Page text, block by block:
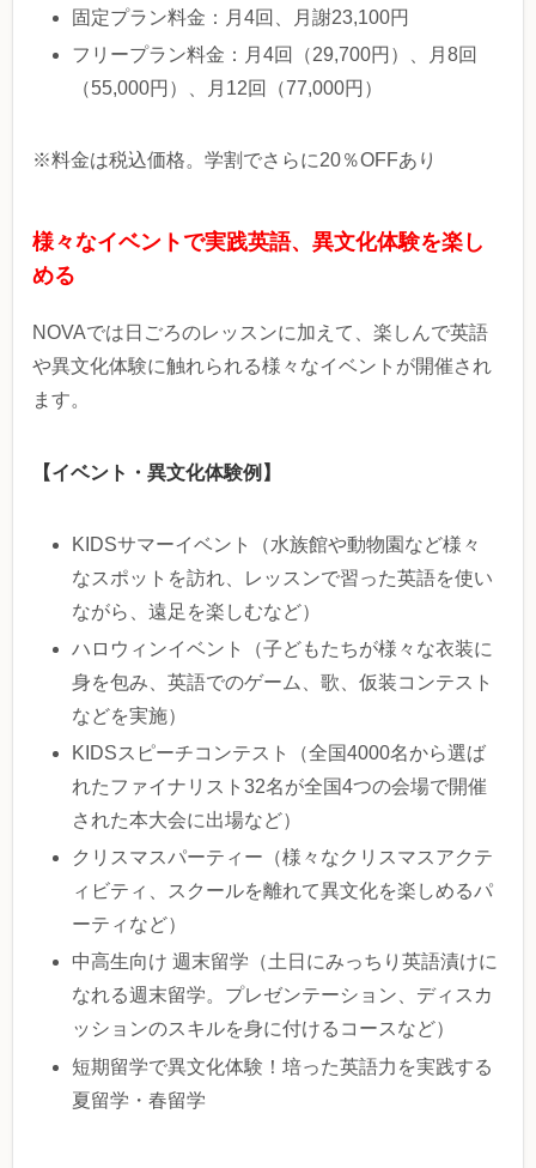
固定プラン料金：月4回、月謝23,100円
フリープラン料金：月4回（29,700円）、月8回
（55,000円）、月12回（77,000円）
※料金は税込価格。学割でさらに20％OFFあり
様々なイベントで実践英語、異文化体験を楽し
める
NOVAでは日ごろのレッスンに加えて、楽しんで英語
や異文化体験に触れられる様々なイベントが開催され
ます。
【イベント・異文化体験例】
KIDSサマーイベント（水族館や動物園など様々
なスポットを訪れ、レッスンで習った英語を使い
ながら、遠足を楽しむなど）
ハロウィンイベント（子どもたちが様々な衣装に
身を包み、英語でのゲーム、歌、仮装コンテスト
などを実施）
KIDSスピーチコンテスト（全国4000名から選ば
れたファイナリスト32名が全国4つの会場で開催
された本大会に出場など）
クリスマスパーティー（様々なクリスマスアクテ
ィビティ、スクールを離れて異文化を楽しめるパ
ーティなど）
中高生向け 週末留学（土日にみっちり英語漬けに
なれる週末留学。プレゼンテーション、ディスカ
ッションのスキルを身に付けるコースなど）
短期留学で異文化体験！培った英語力を実践する
夏留学・春留学